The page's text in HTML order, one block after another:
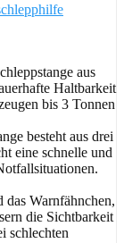
aus
Haltbarkeit
bis 3 Tonnen
besteht aus drei
eine schnelle und
Warnfähnchen,
die Sichtbarkeit
schlechten